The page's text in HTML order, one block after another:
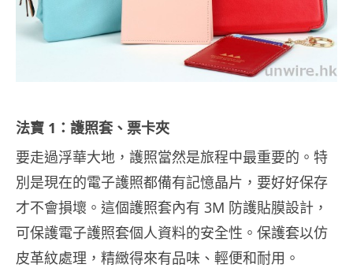
法寶 1：護照套、票卡夾
要走過浮華大地，護照當然是旅程中最重要的。特
別是現在的電子護照都備有記憶晶片，要好好保存
才不會損壞。這個護照套內有 3M 防護貼膜設計，
可保護電子護照套個人資料的安全性。保護套以仿
皮革紋處理，精緻得來有品味、輕便和耐用。